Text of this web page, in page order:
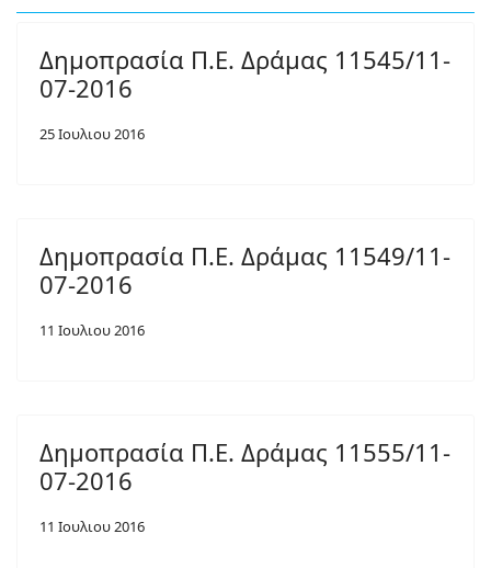
Δημοπρασία Π.Ε. Δράμας 11545/11-
07-2016
25 Ιουλιου 2016
Δημοπρασία Π.Ε. Δράμας 11549/11-
07-2016
11 Ιουλιου 2016
Δημοπρασία Π.Ε. Δράμας 11555/11-
07-2016
11 Ιουλιου 2016